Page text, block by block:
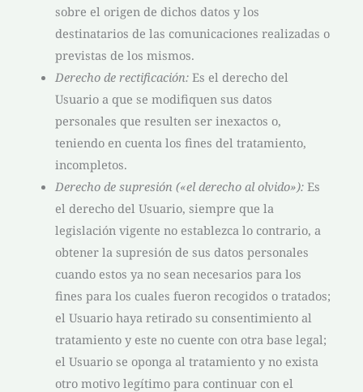
sobre el origen de dichos datos y los
destinatarios de las comunicaciones realizadas o
previstas de los mismos.
Derecho de rectificación:Es el derecho del
Usuario a que se modifiquen sus datos
personales que resulten ser inexactos o,
teniendo en cuenta los fines del tratamiento,
incompletos.
Derecho de supresión («el derecho al olvido»):Es
el derecho del Usuario, siempre que la
legislación vigente no establezca lo contrario, a
obtener la supresión de sus datos personales
cuando estos ya no sean necesarios para los
fines para los cuales fueron recogidos o tratados;
el Usuario haya retirado su consentimiento al
tratamiento y este no cuente con otra base legal;
el Usuario se oponga al tratamiento y no exista
otro motivo legítimo para continuar con el